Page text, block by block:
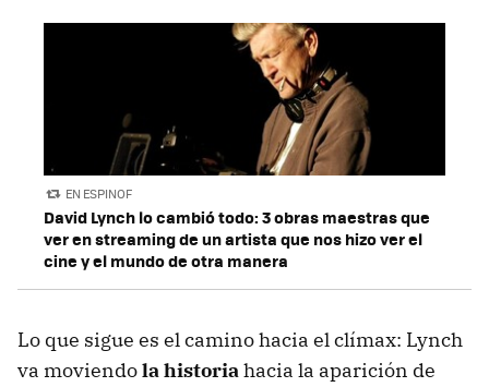
EN ESPINOF
David Lynch lo cambió todo: 3 obras maestras que
ver en streaming de un artista que nos hizo ver el
cine y el mundo de otra manera
Lo que sigue es el camino hacia el clímax: Lynch
va moviendola historiahacia la aparición de